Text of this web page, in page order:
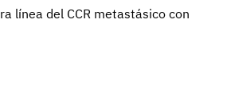
línea del CCR metastásico con